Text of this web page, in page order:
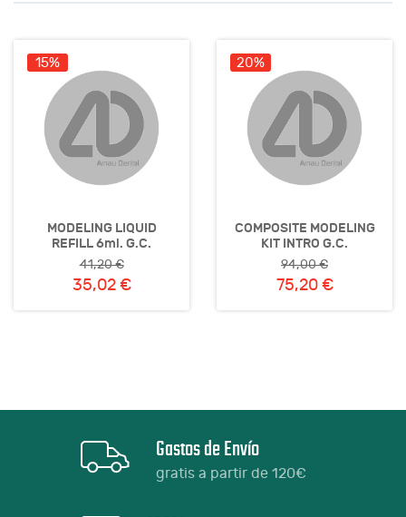
15%
MODELING LIQUID
REFILL 6ml. G.C.
41,20 €
35,02 €
20%
COMPOSITE MODELING
KIT INTRO G.C.
94,00 €
75,20 €
Gastos de Envío
gratis a partir de 120€